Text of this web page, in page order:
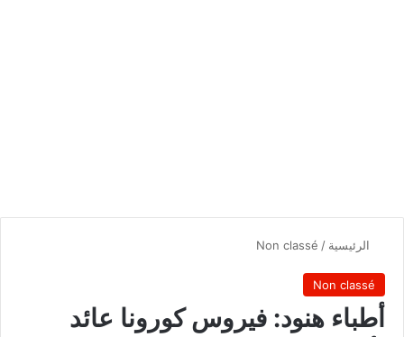
الرئيسية /
Non classé
Non classé
أطباء هنود: فيروس كورونا عائد